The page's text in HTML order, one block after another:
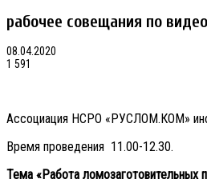
рабочее совещания по
08.04.2020
1 591
Ассоциация НСРО «РУСЛОМ.КОМ»
Время проведения 11.00-12.30.
Тема «Работа ломозаготовительных